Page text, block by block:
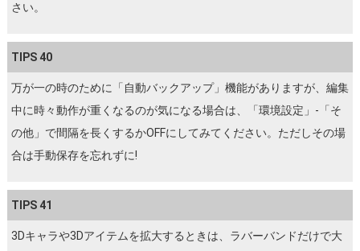
さい。
TIPS 40
万が一の時のために「自動バックアップ」機能がありますが、編集
中に時々動作が重くなるのが気になる場合は、「環境設定」-「そ
の他」で間隔を長くするかOFFにしてみてください。ただしその場
合は手動保存を忘れずに!
TIPS 41
3Dキャラや3Dアイテムを拡大するときは、ラバーバンドだけで大